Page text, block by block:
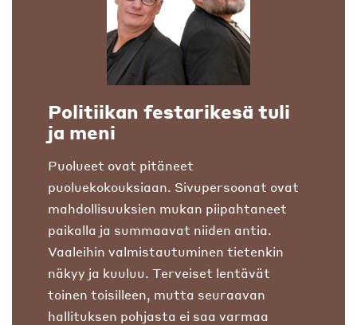
Politiikan festarikesä tuli
ja meni
Puolueet ovat pitäneet
puoluekokouksiaan. Sivupersoonat ovat
mahdollisuuksien mukan piipahtaneet
paikalla ja summaavat niiden antia.
Vaaleihin valmistautuminen tietenkin
näkyy ja kuuluu. Terveiset lentävät
toinen toisilleen, mutta seuraavan
hallituksen pohjasta ei saa varmaa